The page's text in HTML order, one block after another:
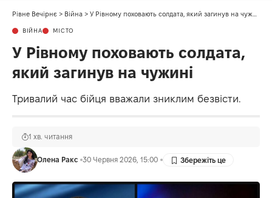
Рівне Вечірнє > Війна > У Рівному поховають солдата, який загинув на чужині
ВІЙНА МІСТО
У Рівному поховають солдата,
який загинув на чужині
Тривалий час бійця вважали зниклим безвісти.
Олена Ракс 30 Червня 2026, 15:00
1 хв. читання